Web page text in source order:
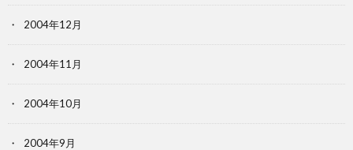
2004年12月
2004年11月
2004年10月
2004年9月